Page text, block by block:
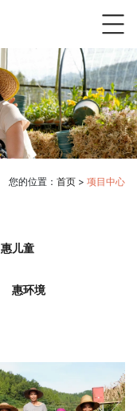
您的位置： 首页 > 项目中心
惠儿童
惠环境